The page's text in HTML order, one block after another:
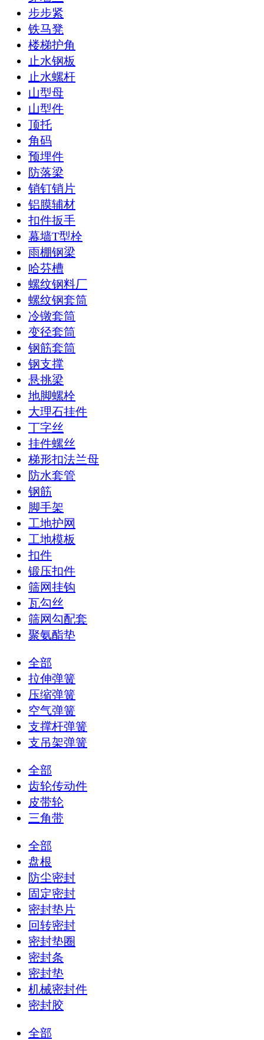
步步紧
铁马凳
楼梯护角
止水钢板
止水螺杆
山型母
山型件
顶托
角码
预埋件
防落梁
销钉销片
铝膜辅材
扣件扳手
幕墙T型栓
雨棚钢梁
哈芬槽
螺纹钢料厂
螺纹钢套筒
冷镦套筒
变径套筒
钢筋套筒
钢支撑
悬挑梁
地脚螺栓
大理石挂件
丁字丝
挂件螺丝
梯形扣法兰母
防水套管
钢筋
脚手架
工地护网
工地模板
扣件
锻压扣件
筛网挂钩
瓦勾丝
筛网勾配套
聚氨酯垫
全部
拉伸弹簧
压缩弹簧
空气弹簧
支撑杆弹簧
支吊架弹簧
全部
齿轮传动件
皮带轮
三角带
全部
盘根
防尘密封
固定密封
密封垫片
回转密封
密封垫圈
密封条
密封垫
机械密封件
密封胶
全部